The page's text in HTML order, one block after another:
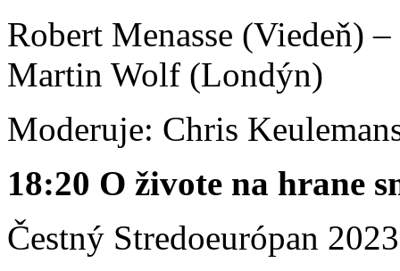
Robert Menasse (Viedeň)
Martin Wolf (Londýn)
Moderuje: Chris
18:20 O živote na hrane
Čestný Stredoeurópan